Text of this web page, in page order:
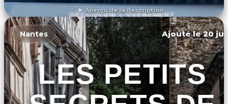
Aperçu de la description
DÉCOUVRIR L'ÉVÉNEMENT
Nantes Ajouté le 20
LES PETITS